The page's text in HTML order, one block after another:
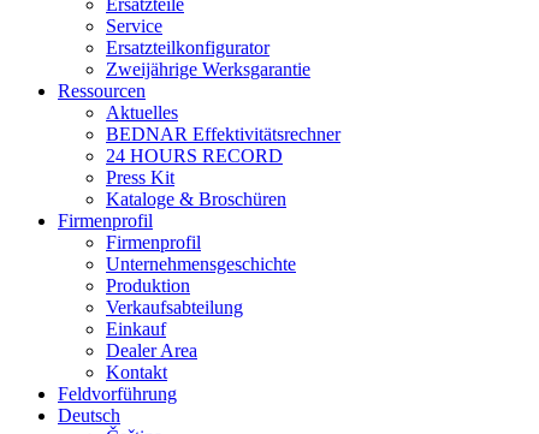
Ersatzteile
Service
Ersatzteilkonfigurator
Zweijährige Werksgarantie
Ressourcen
Aktuelles
BEDNAR Effektivitätsrechner
24 HOURS RECORD
Press Kit
Kataloge & Broschüren
Firmenprofil
Firmenprofil
Unternehmensgeschichte
Produktion
Verkaufsabteilung
Einkauf
Dealer Area
Kontakt
Feldvorführung
Deutsch